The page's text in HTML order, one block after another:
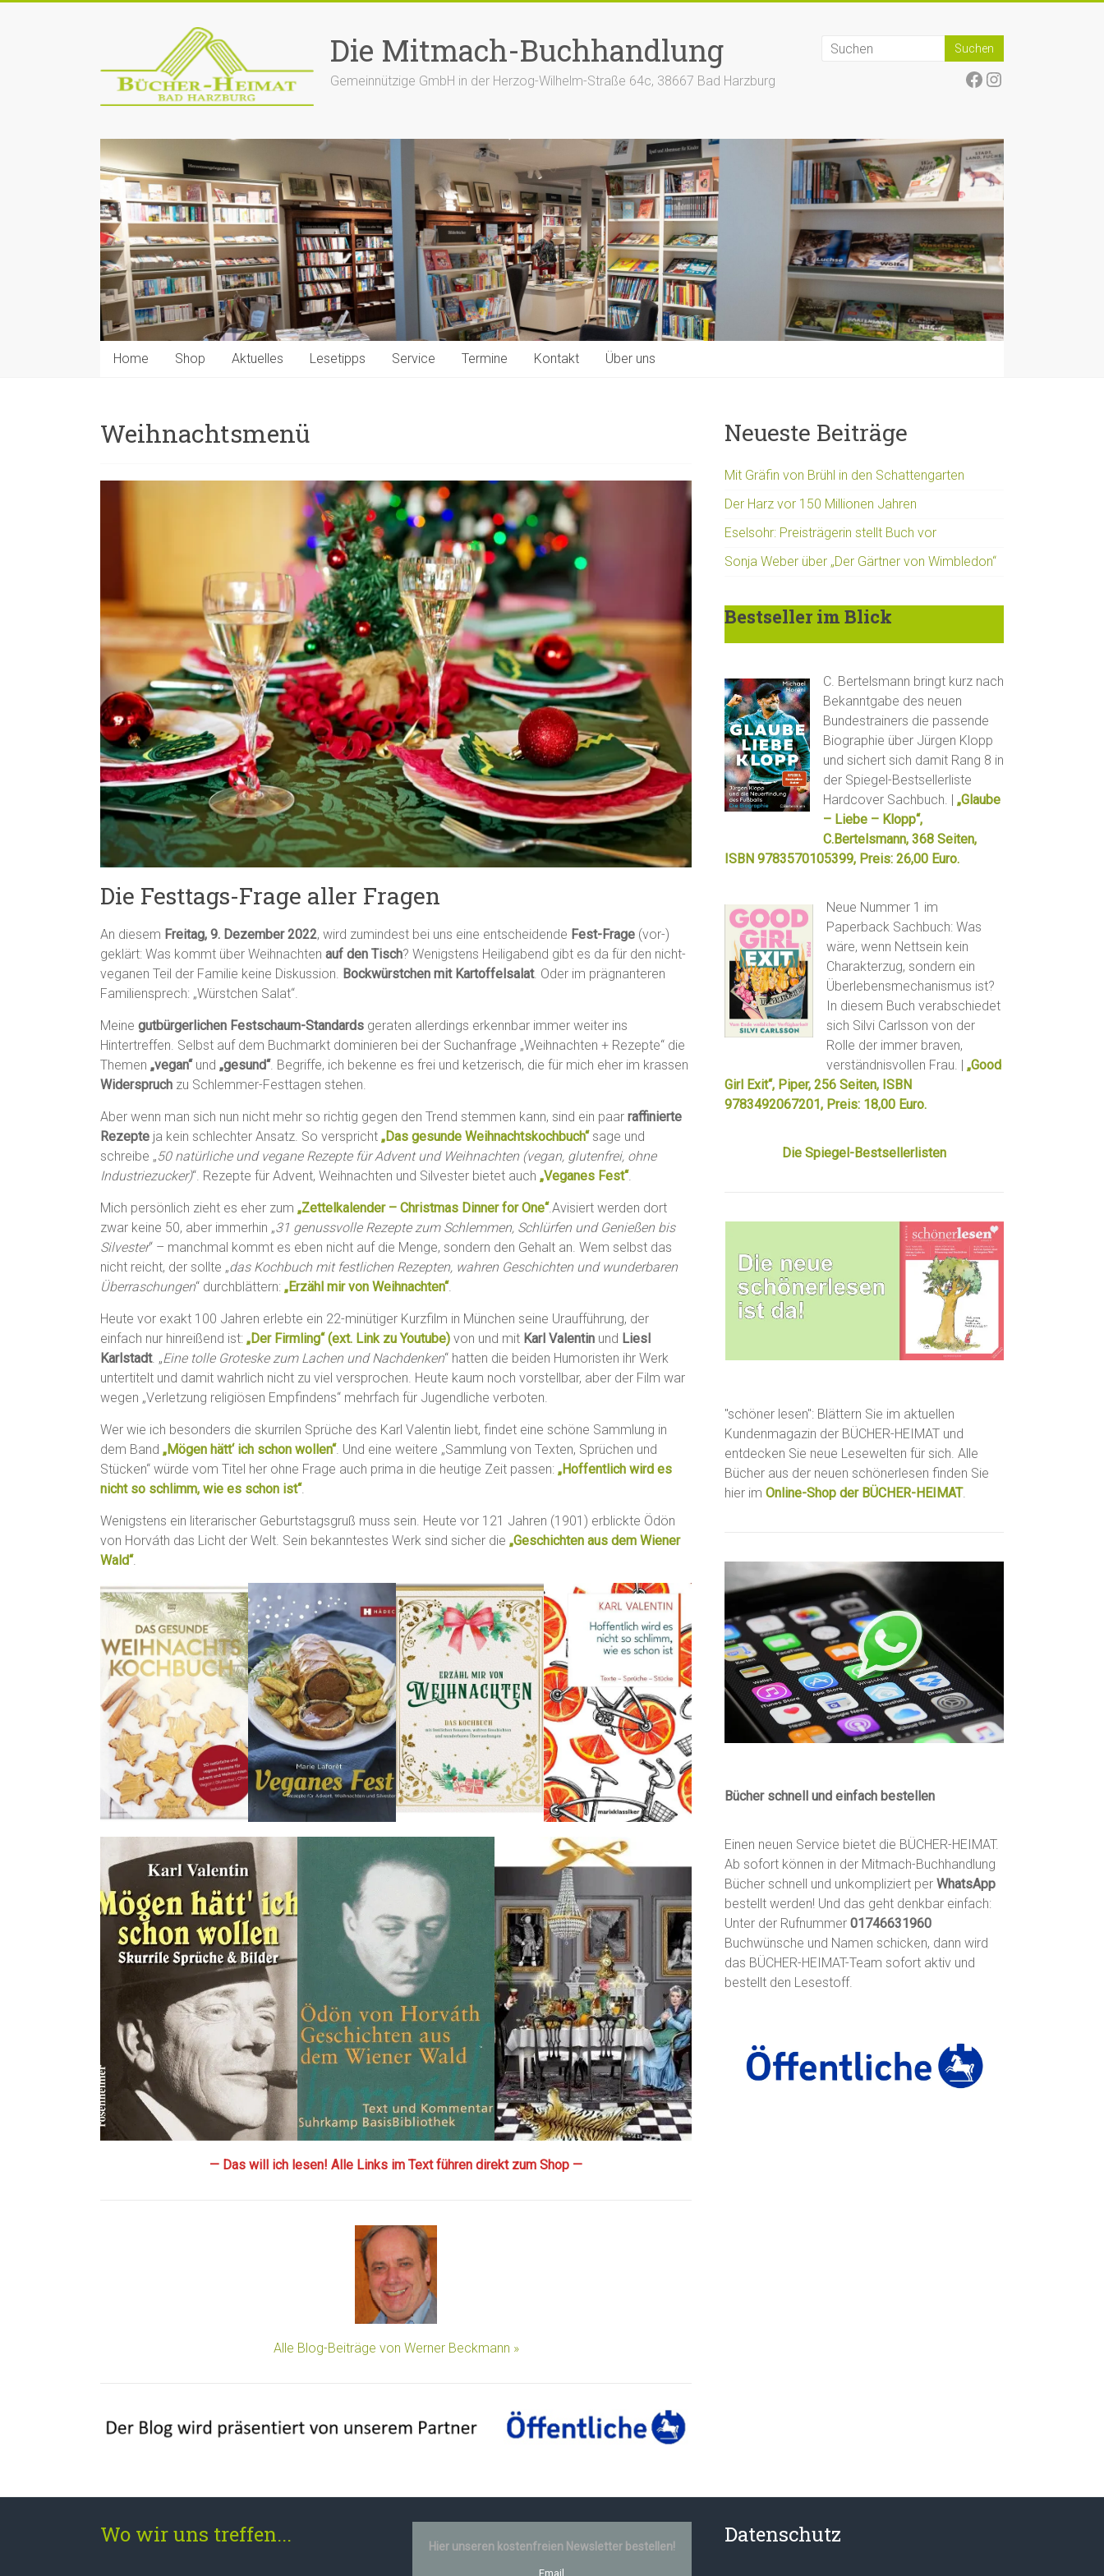
Die Mitmach-Buchhandlung
Gemeinnützige GmbH in der Herzog-Wilhelm-Straße 64c, 38667 Bad Harzburg Facebook
Instagram
Home Shop Aktuelles Lesetipps Service Termine Kontakt Über uns
Weihnachtsmenü
Die Festtags-Frage aller Fragen
An diesem Freitag, 9. Dezember 2022, wird zumindest bei uns eine entscheidende Fest-Frage (vor-)
geklärt: Was kommt über Weihnachten auf den Tisch? Wenigstens Heiligabend gibt es da für den nicht-
veganen Teil der Familie keine Diskussion. Bockwürstchen mit Kartoffelsalat. Oder im prägnanteren
Familiensprech: „Würstchen Salat“.
Meine gutbürgerlichen Festschaum-Standards geraten allerdings erkennbar immer weiter ins
Hintertreffen. Selbst auf dem Buchmarkt dominieren bei der Suchanfrage „Weihnachten + Rezepte“ die
Themen „vegan“ und „gesund“. Begriffe, ich bekenne es frei und ketzerisch, die für mich eher im krassen
Widerspruch zu Schlemmer-Festtagen stehen.
Aber wenn man sich nun nicht mehr so richtig gegen den Trend stemmen kann, sind ein paar raffinierte
Rezepte ja kein schlechter Ansatz. So verspricht „Das gesunde Weihnachtskochbuch“ sage und
schreibe „50 natürliche und vegane Rezepte für Advent und Weihnachten (vegan, glutenfrei, ohne
Industriezucker)“. Rezepte für Advent, Weihnachten und Silvester bietet auch „Veganes Fest“.
Mich persönlich zieht es eher zum „Zettelkalender – Christmas Dinner for One“.Avisiert werden dort
zwar keine 50, aber immerhin „31 genussvolle Rezepte zum Schlemmen, Schlürfen und Genießen bis
Silvester“ – manchmal kommt es eben nicht auf die Menge, sondern den Gehalt an. Wem selbst das
nicht reicht, der sollte „das Kochbuch mit festlichen Rezepten, wahren Geschichten und wunderbaren
Überraschungen“ durchblättern: „Erzähl mir von Weihnachten“.
Heute vor exakt 100 Jahren erlebte ein 22-minütiger Kurzfilm in München seine Uraufführung, der
einfach nur hinreißend ist: „Der Firmling“ (ext. Link zu Youtube) von und mit Karl Valentin und Liesl
Karlstadt. „Eine tolle Groteske zum Lachen und Nachdenken“ hatten die beiden Humoristen ihr Werk
untertitelt und damit wahrlich nicht zu viel versprochen. Heute kaum noch vorstellbar, aber der Film war
wegen „Verletzung religiösen Empfindens“ mehrfach für Jugendliche verboten.
Wer wie ich besonders die skurrilen Sprüche des Karl Valentin liebt, findet eine schöne Sammlung in
dem Band „Mögen hätt‘ ich schon wollen“. Und eine weitere „Sammlung von Texten, Sprüchen und
Stücken“ würde vom Titel her ohne Frage auch prima in die heutige Zeit passen: „Hoffentlich wird es
nicht so schlimm, wie es schon ist“.
Wenigstens ein literarischer Geburtstagsgruß muss sein. Heute vor 121 Jahren (1901) erblickte Ödön
von Horváth das Licht der Welt. Sein bekanntestes Werk sind sicher die „Geschichten aus dem Wiener
Wald“.
— Das will ich lesen! Alle Links im Text führen direkt zum Shop —
Alle Blog-Beiträge von Werner Beckmann »
Neueste Beiträge
Mit Gräfin von Brühl in den Schattengarten
Der Harz vor 150 Millionen Jahren
Eselsohr: Preisträgerin stellt Buch vor
Sonja Weber über „Der Gärtner von Wimbledon“
Bestseller im Blick
C. Bertelsmann bringt kurz nach
Bekanntgabe des neuen
Bundestrainers die passende
Biographie über Jürgen Klopp
und sichert sich damit Rang 8 in
der Spiegel-Bestsellerliste
Hardcover Sachbuch. |„Glaube
– Liebe – Klopp“,
C.Bertelsmann, 368 Seiten,
ISBN 9783570105399, Preis: 26,00 Euro.
Neue Nummer 1 im
Paperback Sachbuch: Was
wäre, wenn Nettsein kein
Charakterzug, sondern ein
Überlebensmechanismus ist?
In diesem Buch verabschiedet
sich Silvi Carlsson von der
Rolle der immer braven,
verständnisvollen Frau. |„Good
Girl Exit“, Piper, 256 Seiten, ISBN
9783492067201, Preis: 18,00 Euro.
Die Spiegel-Bestsellerlisten
"schöner lesen": Blättern Sie im aktuellen
Kundenmagazin der BÜCHER-HEIMAT und
entdecken Sie neue Lesewelten für sich. Alle
Bücher aus der neuen schönerlesen finden Sie
hier imOnline-Shop der BÜCHER-HEIMAT.
Bücher schnell und einfach bestellen
Einen neuen Service bietet die BÜCHER-HEIMAT.
Ab sofort können in der Mitmach-Buchhandlung
Bücher schnell und unkompliziert perWhatsApp
bestellt werden! Und das geht denkbar einfach:
Unter der Rufnummer01746631960
Buchwünsche und Namen schicken, dann wird
das BÜCHER-HEIMAT-Team sofort aktiv und
bestellt den Lesestoff.
Wo wir uns treffen... Hier unseren kostenfreien Newsletter bestellen!
Email
Datenschutz